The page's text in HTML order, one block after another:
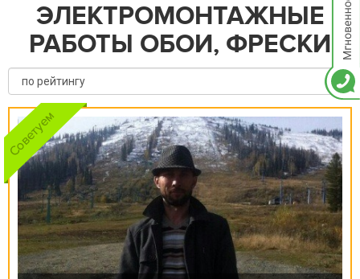
ЭЛЕКТРОМОНТАЖНЫЕ
РАБОТЫ ОБОИ, ФРЕСКИ